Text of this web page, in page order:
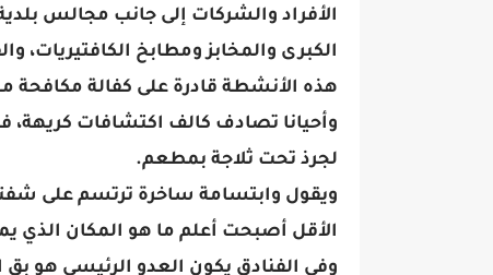
الأفراد والشركات إلى جانب مجالس
الكبرى والمخابز ومطابخ الكافتيريات،
هذه الأنشطة قادرة على كفالة
وأحيانا تصادف كالف اكتشافات
لجرذ تحت ثلاجة بمطعم.
ويقول وابتسامة ساخرة ترتسم على
الأقل أصبحت أعلم ما هو المكان الذي
وفي الفنادق يكون العدو الرئيسي هو